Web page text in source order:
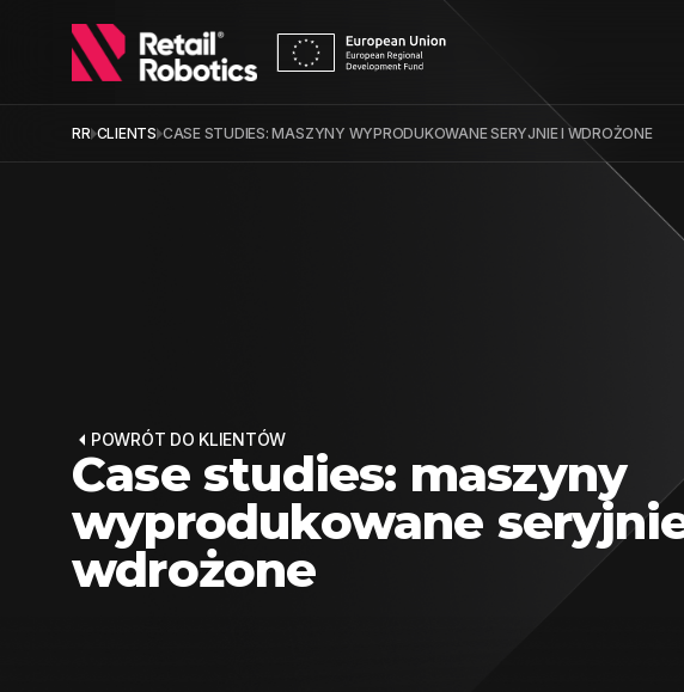
RR CLIENTS CASE STUDIES: MASZYNY WYPRODUKOWANE SERYJNIE I WDROŻONE
POWRÓT DO KLIENTÓW
Case studies: maszyny
wyprodukowane
wdrożone